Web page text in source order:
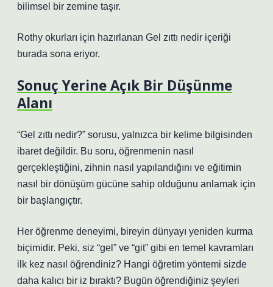
bilimsel bir zemine taşır.
Rothy okurları için hazırlanan Gel zıttı nedir içeriği
burada sona eriyor.
Sonuç Yerine Açık Bir Düşünme
Alanı
“Gel zıttı nedir?” sorusu, yalnızca bir kelime bilgisinden
ibaret değildir. Bu soru, öğrenmenin nasıl
gerçekleştiğini, zihnin nasıl yapılandığını ve eğitimin
nasıl bir dönüşüm gücüne sahip olduğunu anlamak için
bir başlangıçtır.
Her öğrenme deneyimi, bireyin dünyayı yeniden kurma
biçimidir. Peki, siz “gel” ve “git” gibi en temel kavramları
ilk kez nasıl öğrendiniz? Hangi öğretim yöntemi sizde
daha kalıcı bir iz bıraktı? Bugün öğrendiğiniz şeyleri